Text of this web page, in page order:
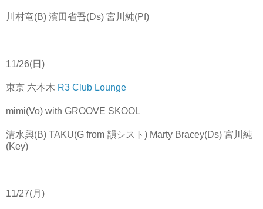
川村竜(B) 濱田省吾(Ds) 宮川純(Pf)
11/26(日)
東京 六本木 R3 Club Lounge
mimi(Vo) with GROOVE SKOOL
清水興(B) TAKU(G from 韻シスト) Marty Bracey(Ds) 宮川純
(Key)
11/27(月)